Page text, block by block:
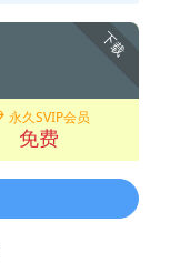
下载
永久SVIP会员
免费